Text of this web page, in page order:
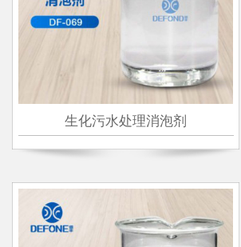
生化污水处理消泡剂